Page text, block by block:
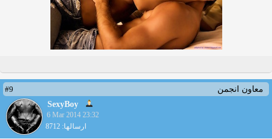
معاون انجمن
#9
SexyBoy
6 Mar 2014 23:32
ارسالها: 8712